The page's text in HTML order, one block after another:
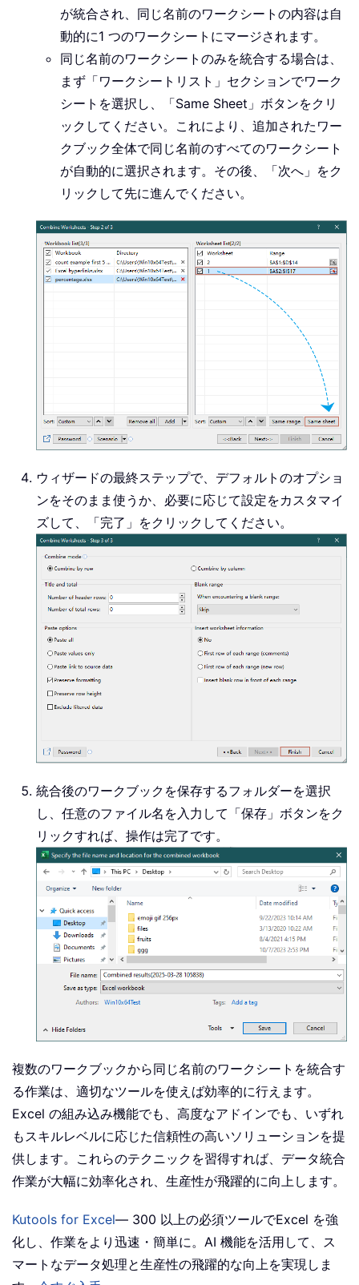
が統合され、同じ名前のワークシートの内容は自
動的に1 つのワークシートにマージされます。
同じ名前のワークシートのみを統合する場合は、
まず「ワークシートリスト」セクションでワーク
シートを選択し、「Same Sheet」ボタンをクリ
ックしてください。これにより、追加されたワー
クブック全体で同じ名前のすべてのワークシート
が自動的に選択されます。その後、「次へ」をク
リックして先に進んでください。
ウィザードの最終ステップで、デフォルトのオプショ
ンをそのまま使うか、必要に応じて設定をカスタマイ
ズして、「完了」をクリックしてください。
統合後のワークブックを保存するフォルダーを選択
し、任意のファイル名を入力して「保存」ボタンをク
リックすれば、操作は完了です。
複数のワークブックから同じ名前のワークシートを統合す
る作業は、適切なツールを使えば効率的に行えます。
Excel の組み込み機能でも、高度なアドインでも、いずれ
もスキルレベルに応じた信頼性の高いソリューションを提
供します。これらのテクニックを習得すれば、データ統合
作業が大幅に効率化され、生産性が飛躍的に向上します。
Kutools for Excel— 300 以上の必須ツールでExcel を強
化し、作業をより迅速・簡単に。AI 機能を活用して、ス
マートなデータ処理と生産性の飛躍的な向上を実現しま